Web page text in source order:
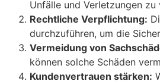
Unfälle und Verletzungen zu
Rechtliche Verpflichtung:
durchzuführen, um die
Vermeidung von
können solche Schäden
Kundenvertrauen stärken: